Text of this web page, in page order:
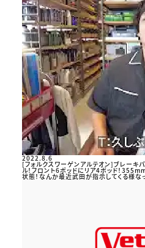
2022.8.6
[フォルクスワーゲンアルテオン]ブレーキ
ル！フロント6ポッドにリア4ポッド！
状態！なんか最近武田が指示してくる様な